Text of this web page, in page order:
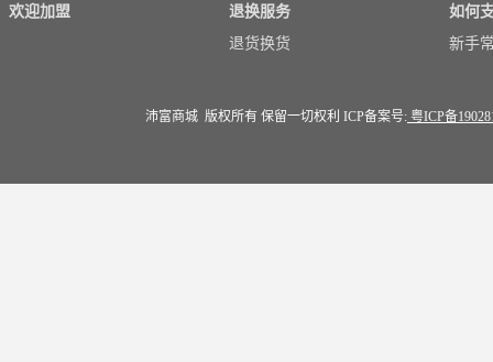
欢迎加盟
退换服务
退货换货
如何
新手
沛富商城 版权所有 保留一切权利 ICP备案号: 粤ICP备